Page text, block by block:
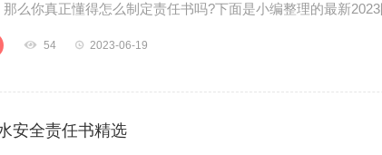
么你真正懂得怎么制定责任书吗?下面是小编整理的最新
 54  2023-06-19
安全责任书精选